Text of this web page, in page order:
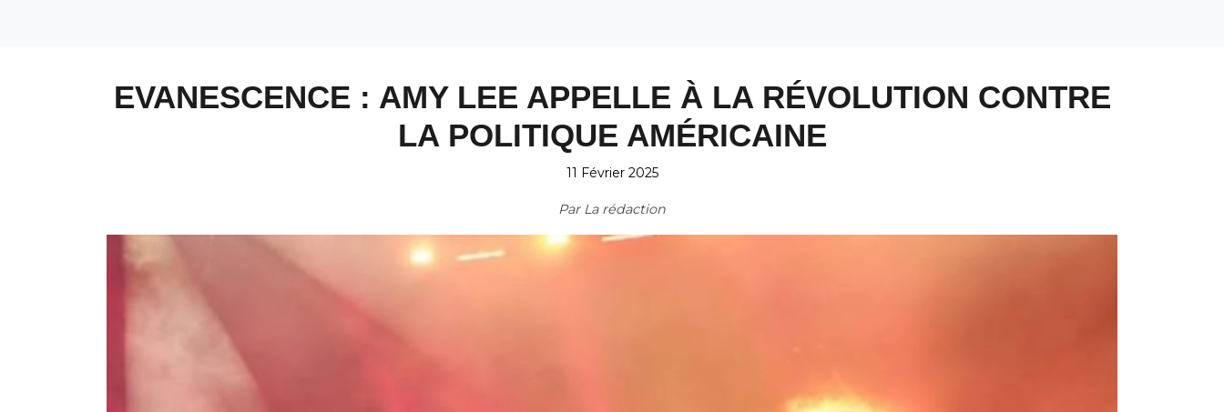
EVANESCENCE : AMY LEE APPELLE À LA RÉVOLUTION CONTRE
LA POLITIQUE AMÉRICAINE
11 Février 2025
Par La rédaction